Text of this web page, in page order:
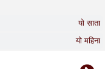
यो साता
यो महिना